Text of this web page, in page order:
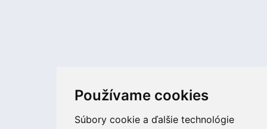
Používame cookies
Súbory cookie a ďalšie technológie